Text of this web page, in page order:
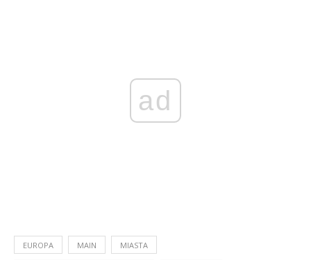
ad
EUROPA MAIN MIASTA